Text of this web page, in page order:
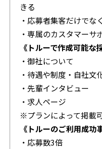
きる
・応募者集客だけでな
・専属のカスタマーサ
《トルーで作成可能な
・御社について
・待遇や制度・自社文
・先輩インタビュー
・求人ページ
※プランによって掲載
《トルーのご利用成功
・応募数3倍